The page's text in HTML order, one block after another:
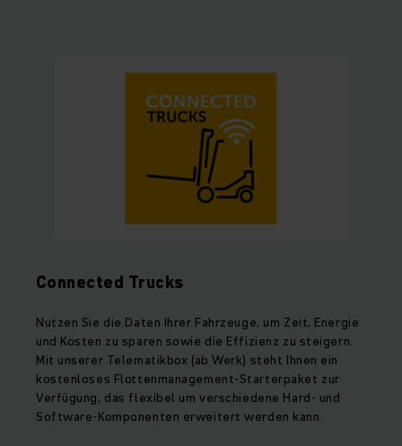
Connected Trucks
Nutzen Sie die Daten Ihrer Fahrzeuge, um Zeit, Energie
und Kosten zu sparen sowie die Effizienz zu steigern.
Mit unserer Telematikbox (ab Werk) steht Ihnen ein
kostenloses Flottenmanagement-Starterpaket zur
Verfügung, das flexibel um verschiedene Hard- und
Software-Komponenten erweitert werden kann.